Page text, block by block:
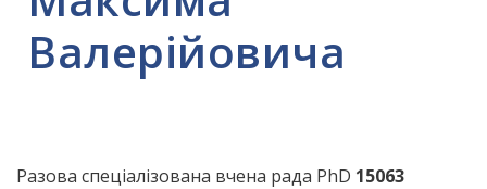
Валерійовича
Разова спеціалізована вчена рада PhD 15063